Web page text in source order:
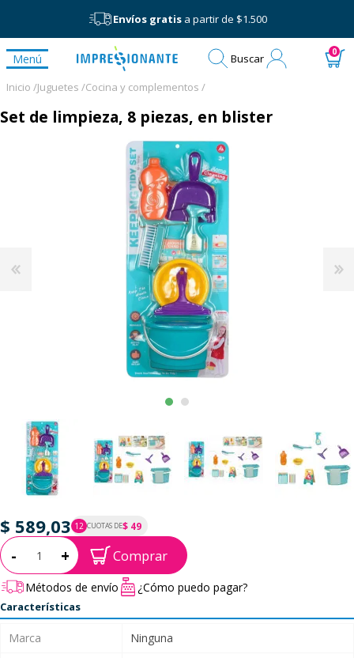
Envíos gratisa partir de $1.500
Menú Buscar 0
Inicio /Juguetes /Cocina y complementos /
Set de limpieza, 8 piezas, en blister
$ 589,03 12 CUOTAS DE$ 49
P.T.F. $ 589
Cantidad:
- + Comprar
Métodos de envío ¿Cómo puedo pagar?
Características
Marca
Ninguna